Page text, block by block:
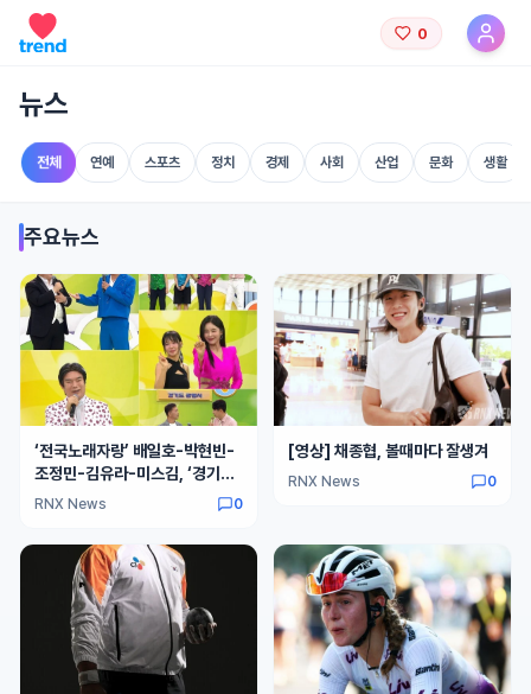
0
뉴스
전체 연예 스포츠 정치 경제 사회 산업 문화 생활
주요뉴스
‘전국노래자랑’ 배일호-박현빈-
조정민-김유라-미스김, ‘경기도
광명시’ 편 스페셜 축하 공연
RNX News 0
[영상] 채종협, 볼때마다 잘생겨
RNX News 0